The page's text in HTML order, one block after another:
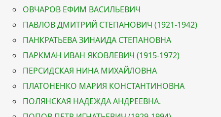
ОВЧАРОВ ЕФИМ ВАСИЛЬЕВИЧ
ПАВЛОВ ДМИТРИЙ СТЕПАНОВИЧ (1921-1942)
ПАНКРАТЬЕВА ЗИНАИДА СТЕПАНОВНА
ПАРКМАН ИВАН ЯКОВЛЕВИЧ (1915-1972)
ПЕРСИДСКАЯ НИНА МИХАЙЛОВНА
ПЛАТОНЕНКО МАРИЯ КОНСТАНТИНОВНА
ПОЛЯНСКАЯ НАДЕЖДА АНДРЕЕВНА.